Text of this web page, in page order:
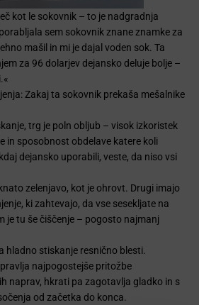
kot le sokovnik – to je nadgradnja
sem sokovnik znane znamke za
mašil in mi je dajal voden sok. Ta
za 96 dolarjev dejansko deluje bolje –
Zakaj ta sokovnik prekaša mešalnike
trg je poln obljub – visok izkoristek
in sposobnost obdelave katere koli
dejansko uporabili, veste, da niso vsi
zelenjavo, kot je ohrovt. Drugi imajo
ki zahtevajo, da vse sesekljate na
je tu še čiščenje – pogosto najmanj
hladno stiskanje resnično blesti.
najpogostejše pritožbe
naprav, hkrati pa zagotavlja gladko in s
od začetka do konca.